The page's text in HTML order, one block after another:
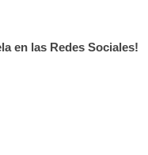
en las Redes Sociales!